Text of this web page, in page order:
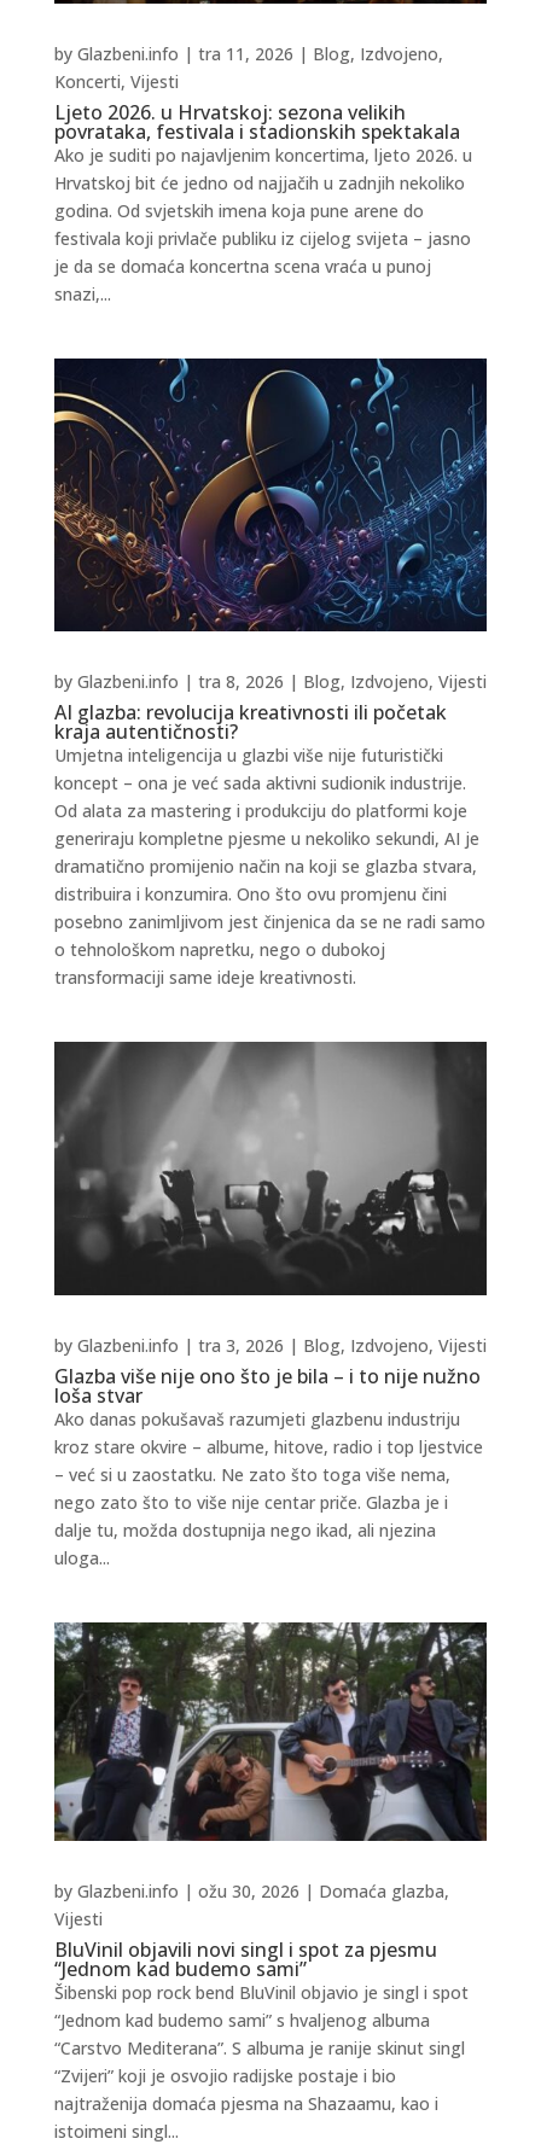
Ljeto 2026. u Hrvatskoj: sezona velikih
povrataka, festivala i stadionskih spektakala
by Glazbeni.info | tra 11, 2026 | Blog, Izdvojeno,
Koncerti, Vijesti
Ako je suditi po najavljenim koncertima, ljeto 2026. u
Hrvatskoj bit će jedno od najjačih u zadnjih nekoliko
godina. Od svjetskih imena koja pune arene do
festivala koji privlače publiku iz cijelog svijeta – jasno
je da se domaća koncertna scena vraća u punoj
snazi,...
AI glazba: revolucija kreativnosti ili početak
kraja autentičnosti?
by Glazbeni.info | tra 8, 2026 | Blog, Izdvojeno, Vijesti
Umjetna inteligencija u glazbi više nije futuristički
koncept – ona je već sada aktivni sudionik industrije.
Od alata za mastering i produkciju do platformi koje
generiraju kompletne pjesme u nekoliko sekundi, AI je
dramatično promijenio način na koji se glazba stvara,
distribuira i konzumira. Ono što ovu promjenu čini
posebno zanimljivom jest činjenica da se ne radi samo
o tehnološkom napretku, nego o dubokoj
transformaciji same ideje kreativnosti.
Glazba više nije ono što je bila – i to nije nužno
loša stvar
by Glazbeni.info | tra 3, 2026 | Blog, Izdvojeno, Vijesti
Ako danas pokušavaš razumjeti glazbenu industriju
kroz stare okvire – albume, hitove, radio i top ljestvice
– već si u zaostatku. Ne zato što toga više nema,
nego zato što to više nije centar priče. Glazba je i
dalje tu, možda dostupnija nego ikad, ali njezina
uloga...
BluVinil objavili novi singl i spot za pjesmu
“Jednom kad budemo sami”
by Glazbeni.info | ožu 30, 2026 | Domaća glazba,
Vijesti
Šibenski pop rock bend BluVinil objavio je singl i spot
“Jednom kad budemo sami” s hvaljenog albuma
“Carstvo Mediterana”. S albuma je ranije skinut singl
“Zvijeri” koji je osvojio radijske postaje i bio
najtraženija domaća pjesma na Shazaamu, kao i
istoimeni singl...